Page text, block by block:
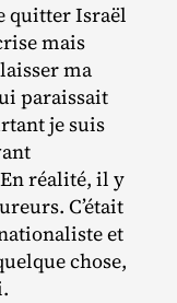
quitter Israël
mais
ma
paraissait
je suis
En réalité, il y
C’était
et
chose,